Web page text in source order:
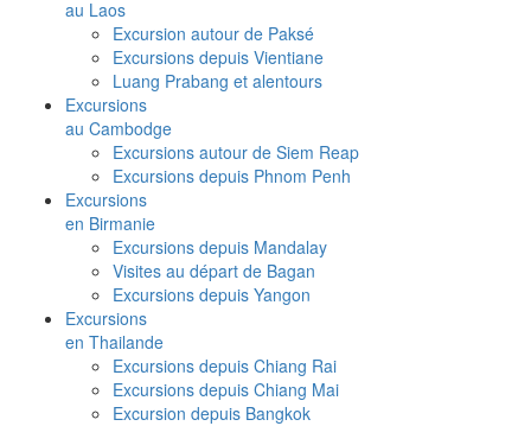
au Laos
Excursion autour de Paksé
Excursions depuis Vientiane
Luang Prabang et alentours
Excursions
au Cambodge
Excursions autour de Siem Reap
Excursions depuis Phnom Penh
Excursions
en Birmanie
Excursions depuis Mandalay
Visites au départ de Bagan
Excursions depuis Yangon
Excursions
en Thailande
Excursions depuis Chiang Rai
Excursions depuis Chiang Mai
Excursion depuis Bangkok